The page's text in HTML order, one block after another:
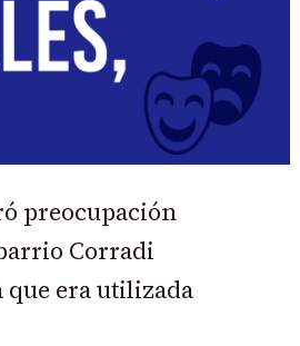
preocupación
Corradi
era utilizada